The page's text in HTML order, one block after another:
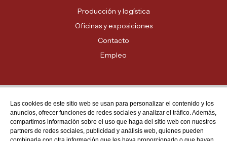
Producción y logística
Oficinas y exposiciones
Contacto
Empleo
Atención al cliente
MADRID - 91 678 70 70
BARCELONA - 93 635 28 28
Las cookies de este sitio web se usan para personalizar el contenido y los
anuncios, ofrecer funciones de redes sociales y analizar el tráfico. Además,
compartimos información sobre el uso que haga del sitio web con nuestros
partners de redes sociales, publicidad y análisis web, quienes pueden